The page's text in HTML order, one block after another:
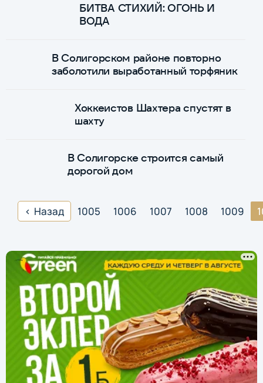
БИТВА СТИХИЙ: ОГОНЬ И
ВОДА
В Солигорском районе повторно
заболотили выработанный торфяник
Хоккеистов Шахтера спустят в
шахту
В Солигорске строится самый
дорогой дом
Назад 1005 1006 1007 1008 1009